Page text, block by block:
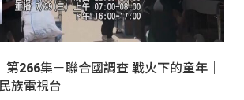
第266集－聯合國調查 戰火下的童年｜
族電視台